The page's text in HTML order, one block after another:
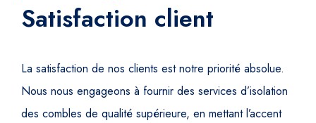
Satisfaction client
La satisfaction de nos clients est notre priorité absolue.
Nous nous engageons à fournir des services d’isolation
des combles de qualité supérieure, en mettant l’accent